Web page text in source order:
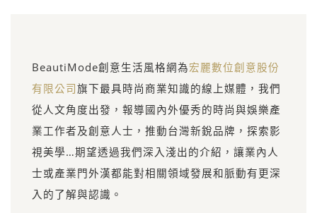
BeautiMode創意生活風格網為宏麗數位創意股份
有限公司旗下最具時尚商業知識的線上媒體，我們
從人文角度出發，報導國內外優秀的時尚與娛樂產
業工作者及創意人士，推動台灣新銳品牌，探索影
視美學…期望透過我們深入淺出的介紹，讓業內人
士或產業門外漢都能對相關領域發展和脈動有更深
入的了解與認識。